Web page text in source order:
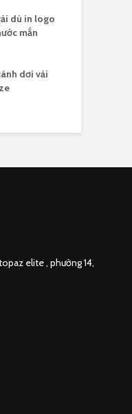
dù in logo
mắn
dơi vải
elite , phường 14,